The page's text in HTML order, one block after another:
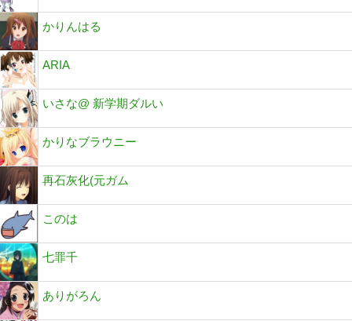
かりんはる
ARIA
いさな@ 新学期ダルい
かりなブラウニー
再石灰化(元ガム
このは
七罪千
ありがろん